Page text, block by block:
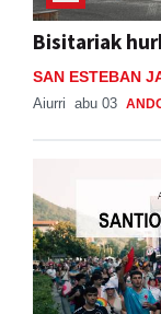
Bisitariak
SAN ESTEBAN
Aiurri abu 03